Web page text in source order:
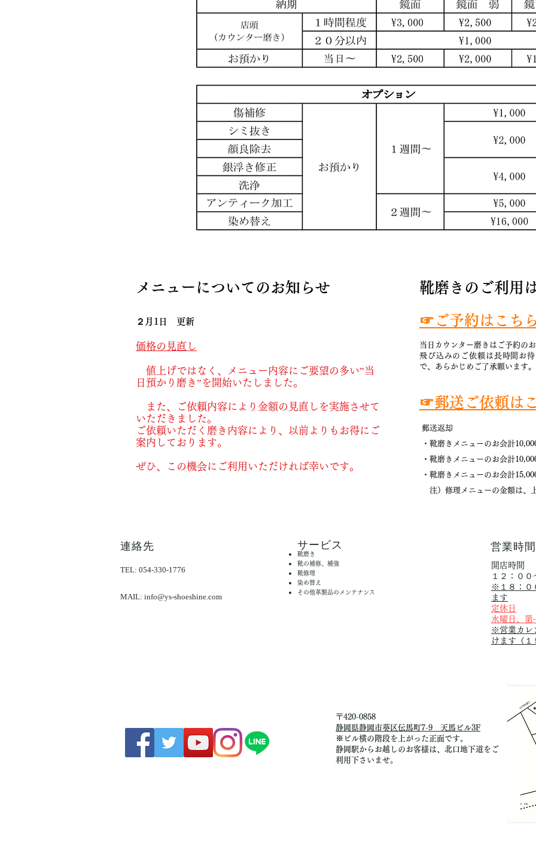
メニューについてのお知らせ
２月1日 更新
価格の見直し
値上げではなく、
メニュー内容にご要望の多い”当
日預かり磨き”を開始いたしました。
また、ご依頼内容により金額の見直しを実施させて
いただきました。
ご依頼いただく磨き内容により、以前よりもお得にご
案内しております。
ぜひ、この機会にご利用いただければ幸いです​。
靴磨きのご利用
☞ご予約はこち
当日カウンター磨きはご予約の
飛び込みのご依頼は長時間お
で、あらかじめご了承願います。
☞郵送ご依頼は
郵送返却
・ 靴磨きメニューのお会計
・ 靴磨きメニューのお会計
・ 靴磨きメニューのお会計
注）修理メニューの金額は、
​連絡先
TEL: 054-330-1776
MAIL: info@ys-shoeshine.com
​サービス
靴磨き
靴の補修、補強
靴修理
染め替え
その他革製品のメンテナンス
営業時
開店時間
１２：０
※１８：０
ます
定休日
水曜日、第
※営業カレ
けます（
〒420-0858
静岡県静岡市葵区伝馬町7-9 天馬ビル3F
※ビル横の階段を上がった正面です。
静岡駅からお越しのお客様は、北口地下道をご
利用下さいませ。​